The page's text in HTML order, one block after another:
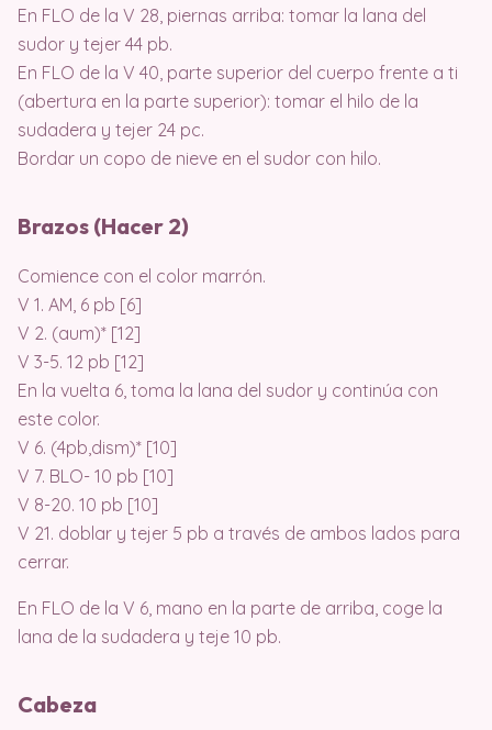
En FLO de la V 28, piernas arriba: tomar la lana del
sudor y tejer 44 pb.
En FLO de la V 40, parte superior del cuerpo frente a ti
(abertura en la parte superior): tomar el hilo de la
sudadera y tejer 24 pc.
Bordar un copo de nieve en el sudor con hilo.
Brazos (Hacer 2)
Comience con el color marrón.
V 1. AM, 6 pb [6]
V 2. (aum)* [12]
V 3-5. 12 pb [12]
En la vuelta 6, toma la lana del sudor y continúa con
este color.
V 6. (4pb,dism)* [10]
V 7. BLO- 10 pb [10]
V 8-20. 10 pb [10]
V 21. doblar y tejer 5 pb a través de ambos lados para
cerrar.
En FLO de la V 6, mano en la parte de arriba, coge la
lana de la sudadera y teje 10 pb.
Cabeza